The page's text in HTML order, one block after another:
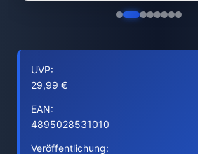
UVP:
29,99 €
EAN:
4895028531010
Veröffentlichung: